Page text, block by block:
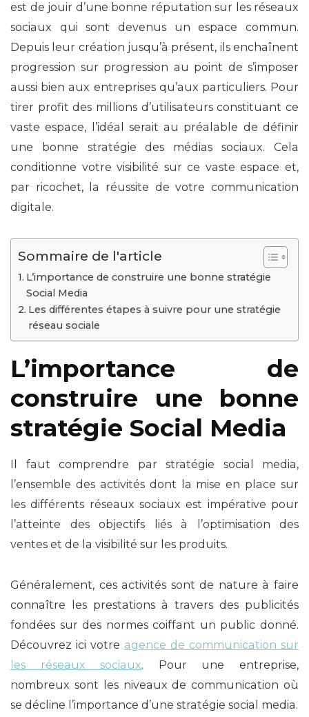
est de jouir d’une bonne réputation sur les réseaux
sociaux qui sont devenus un espace commun.
Depuis leur création jusqu’à présent, ils enchaînent
progression sur progression au point de s’imposer
aussi bien aux entreprises qu’aux particuliers. Pour
tirer profit des millions d’utilisateurs constituant ce
vaste espace, l’idéal serait au préalable de définir
une bonne stratégie des médias sociaux. Cela
conditionne votre visibilité sur ce vaste espace et,
par ricochet, la réussite de votre communication
digitale.
Sommaire de l'article
L’importance de construire une bonne stratégie
Social Media
Les différentes étapes à suivre pour une stratégie
réseau sociale
L’importance de
construire une bonne
stratégie Social Media
Il faut comprendre par stratégie social media,
l’ensemble des activités dont la mise en place sur
les différents réseaux sociaux est impérative pour
l’atteinte des objectifs liés à l’optimisation des
ventes et de la visibilité sur les produits.
Généralement, ces activités sont de nature à faire
connaître les prestations à travers des publicités
fondées sur des normes coiffant un public donné.
Découvrez ici votre agence de communication sur
les réseaux sociaux. Pour une entreprise,
nombreux sont les niveaux de communication où
se décline l’importance d’une stratégie social media.